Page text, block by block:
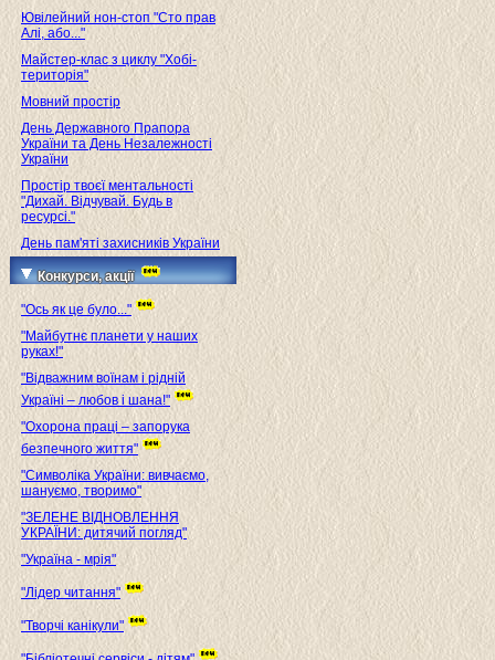
Ювілейний нон-стоп "Сто прав
Алі, або..."
Майстер-клас з циклу "Хобі-
територія"
Мовний простір
День Державного Прапора
України та День Незалежності
України
Простір твоєї ментальності
"Дихай. Відчувай. Будь в
ресурсі."
День пам'яті захисників України
Конкурси, акції
"Ось як це було..."
"Майбутнє планети у наших
руках!"
"Відважним воїнам і рідній
Україні – любов і шана!"
"Охорона праці – запорука
безпечного життя"
"Символіка України: вивчаємо,
шануємо, творимо"
"ЗЕЛЕНЕ ВІДНОВЛЕННЯ
УКРАЇНИ: дитячий погляд"
"Україна - мрія"
"Лідер читання"
"Творчі канікули"